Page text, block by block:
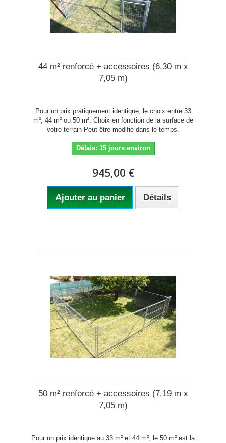
44 m² renforcé + accessoires (6,30 m x
7,05 m)
Pour un prix pratiquement identique, le choix entre 33
m², 44 m² ou 50 m². Choix en fonction de la surface de
votre terrain Peut être modifié dans le temps.
Délais: 15 jours environ
945,00 €
Ajouter au panier Détails
50 m² renforcé + accessoires (7,19 m x
7,05 m)
Pour un prix identique au 33 m² et 44 m², le 50 m² est la